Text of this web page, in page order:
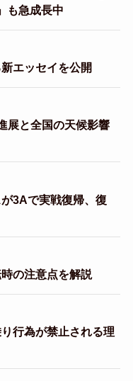
も急成長中
エッセイを公開
展と全国の天候影響
3Aで実戦復帰、復
の注意点を解説
行為が禁止される理